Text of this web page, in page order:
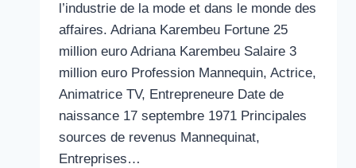
l’industrie de la mode et dans le monde des
affaires. Adriana Karembeu Fortune 25
million euro Adriana Karembeu Salaire 3
million euro Profession Mannequin, Actrice,
Animatrice TV, Entrepreneure Date de
naissance 17 septembre 1971 Principales
sources de revenus Mannequinat,
Entreprises…